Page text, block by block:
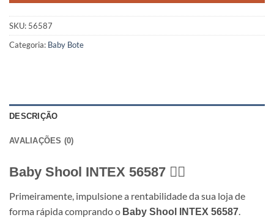
SKU: 56587
Categoria: Baby Bote
DESCRIÇÃO
AVALIAÇÕES (0)
Baby Shool INTEX 56587 🏊‍♀️
Primeiramente, impulsione a rentabilidade da sua loja de
forma rápida comprando o Baby Shool INTEX 56587